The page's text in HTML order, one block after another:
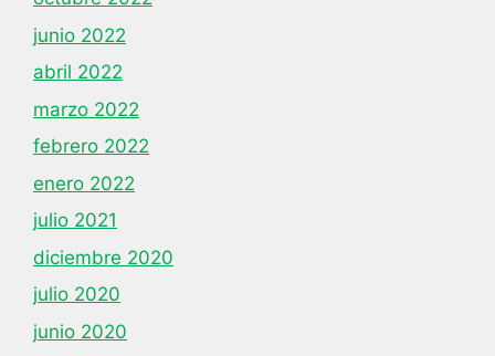
junio 2022
abril 2022
marzo 2022
febrero 2022
enero 2022
julio 2021
diciembre 2020
julio 2020
junio 2020